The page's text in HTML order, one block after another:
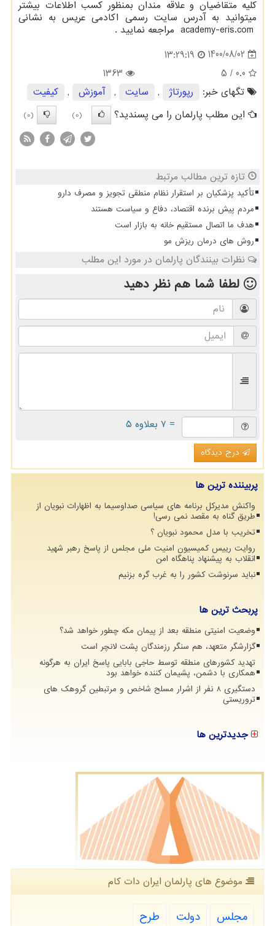
کلیه متقاضیان و علاقه مندان بمنظور کسب اطلاعات بیشتر
میتوانید به آدرس سایت رسمی اکادمی عریس به نشانی
academy-eris.com مراجعه نمایید .
1400/08/02
13:29:19
0.0
/ 5
1363
تگهای خبر:
رپورتاژ , سایت , آموزش ,
كیفیت
این مطلب پارلمان را می پسندید؟
(0)
(0)
تازه ترین مطالب مرتبط
تأکید پزشکیان بر استقرار نظام منطقی تجویز و مصرف دارو
مردم پیش برنده اقتصاد، دفاع و سیاست هستند
هدف ما اتصال مستقیم خانه به بازار است
روش های درمان ریزش مو
نظرات بینندگان پارلمان در مورد این مطلب
لطفا شما همنظر دهید
= ۷ بعلاوه ۵
درج دیدگاه
پربیننده ترین ها
واکنش مدیرکل برنامه های سیاسی صداوسیما به اظهارات نبویان از
طریق گناه به مقصد نمی رسی!
تخریب با مدل محمود نبویان ؟
روایت رییس کمیسیون امنیت ملی مجلس از پاسخ رهبر شهید
انقلاب به پیشنهاد پناهگاه امن
نباید سرنوشت کشور را به غرب گره بزنیم
پربحث ترین ها
وضعیت امنیتی منطقه بعد از پیمان مکه چطور خواهد شد؟
گزارشگر متعهد، هم سنگر رزمندگان پشت لانچر است
تهدید کشورهای منطقه توسط حاجی بابایی پاسخ ایران به هرگونه
همکاری با دشمن، پشیمان کننده خواهد بود
دستگیری 8 نفر از اشرار مسلح شاخص و مرتبطین گروهک های
تروریستی
جدیدترین ها
موضوع های پارلمان ایران دات كام
مجلس دولت
طرح